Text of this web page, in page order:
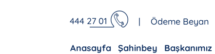
444 27 01 | Ödeme Beyan
Anasayfa Şahinbey Başkanımız